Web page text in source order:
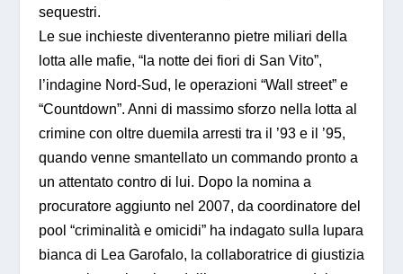
sequestri.
Le sue inchieste diventeranno pietre miliari della
lotta alle mafie, “la notte dei fiori di San Vito”,
l’indagine Nord-Sud, le operazioni “Wall street” e
“Countdown”. Anni di massimo sforzo nella lotta al
crimine con oltre duemila arresti tra il ’93 e il ’95,
quando venne smantellato un commando pronto a
un attentato contro di lui. Dopo la nomina a
procuratore aggiunto nel 2007, da coordinatore del
pool “criminalità e omicidi” ha indagato sulla lupara
bianca di Lea Garofalo, la collaboratrice di giustizia